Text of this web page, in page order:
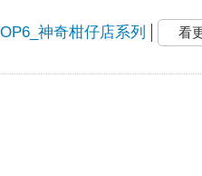
神奇柑仔店系列 看